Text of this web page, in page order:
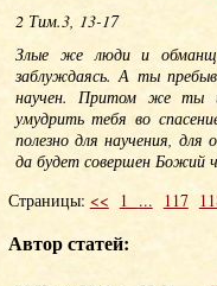
2 Тим.3, 13-17
Злые же люди и
заблуждаясь. А ты
научен. Притом же ты
умудрить тебя во
полезно для научения, для
да будет совершен Божий
Страницы: << 1 ... 117
Автор статей: